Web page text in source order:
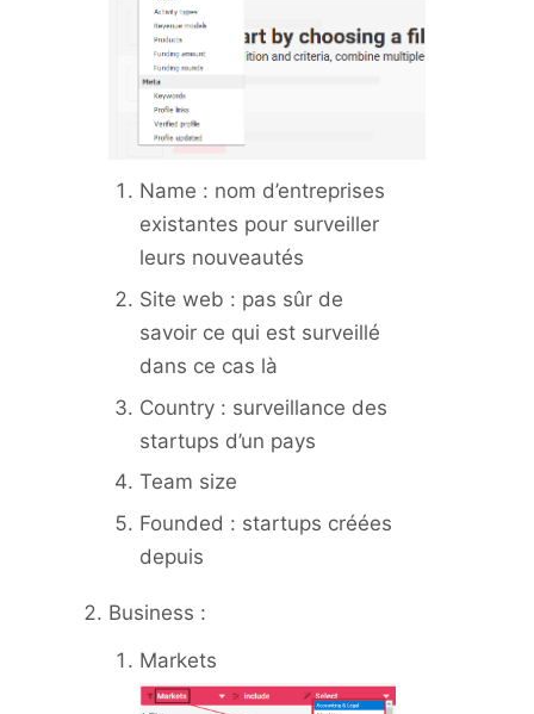
Name : nom d’entreprises
existantes pour surveiller
leurs nouveautés
Site web : pas sûr de
savoir ce qui est surveillé
dans ce cas là
Country : surveillance des
startups d’un pays
Team size
Founded : startups créées
depuis
Business :
Markets